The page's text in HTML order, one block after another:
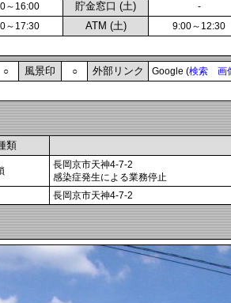
～16:00 貯金窓口 (土) -
～17:30 ATM (土) 9:00～12:30
○ 風景印 ○ 外部リンク Google (検索 画
類
長岡京市天神4-7-2
感染症発生による業務停止
長岡京市天神4-7-2